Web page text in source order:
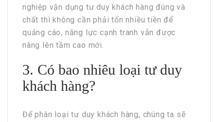
nghiệp vận dụng tư duy khách hàng đúng và
chất thì không cần phải tốn nhiều tiền để
quảng cáo, năng lực cạnh tranh vẫn được
nâng lên tầm cao mới.
3. Có bao nhiêu loại tư duy
khách hàng?
Để phân loại tư duy khách hàng, chúng ta sẽ